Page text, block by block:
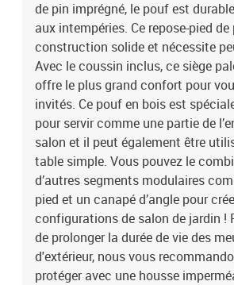
de pin imprégné, le pouf est
aux intempéries. Ce repose-pied
construction solide et nécessite
Avec le coussin inclus, ce siège
offre le plus grand confort pour
invités. Ce pouf en bois est
pour servir comme une partie de
salon et il peut également être
table simple. Vous pouvez le
d’autres segments modulaires
pied et un canapé d’angle pour
configurations de salon de jardin !
de prolonger la durée de vie des
d'extérieur, nous vous
protéger avec une housse